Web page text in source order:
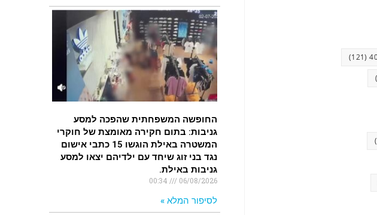
(121)
החופשה המשפחתית שהפכה למסע
גניבות: בתום חקירה מאומצת של חוקרי
המשטרה באילת הוגשו 15 כתבי אישום
נגד בני זוג שיחד עם ילדיהם יצאו למסע
גניבות באילת.
06/08/2026
לסיפור המלא »